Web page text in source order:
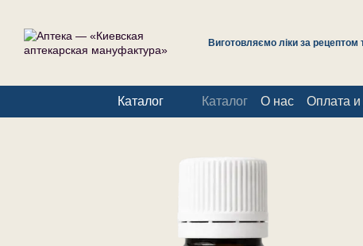
Виготовляємо ліки за рецептом
Каталог Каталог О нас Оплата и